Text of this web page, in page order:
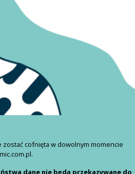
cofnięta w dowolnym momencie
dane nie będą przekazywane do